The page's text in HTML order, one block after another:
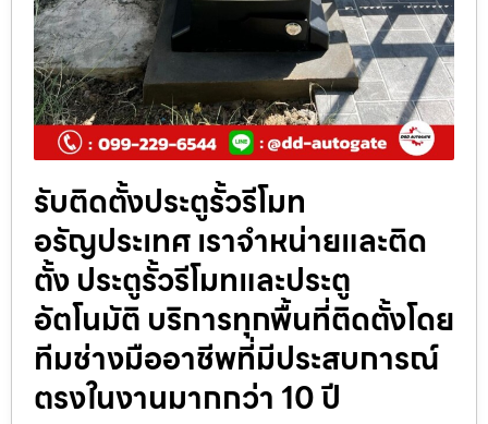
รับติดตั้งประตูรั้วรีโมท
อรัญประเทศ เราจำหน่ายและติด
ตั้ง ประตูรั้วรีโมทและประตู
อัตโนมัติ บริการทุกพื้นที่ติดตั้งโดย
ทีมช่างมืออาชีพที่มีประสบการณ์
ตรงในงานมากกว่า 10 ปี